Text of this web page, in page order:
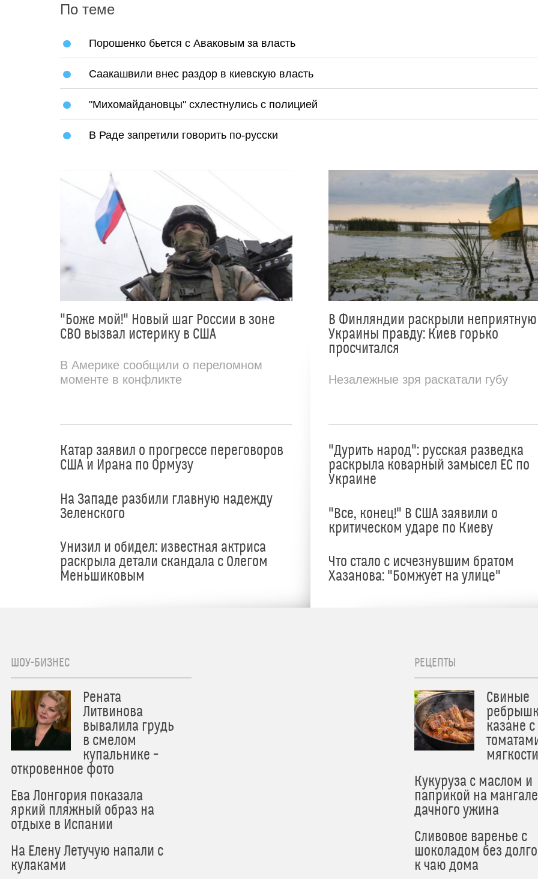
По теме
Порошенко бьется с Аваковым за власть
Саакашвили внес раздор в киевскую власть
"Михомайдановцы" схлестнулись с полицией
В Раде запретили говорить по-русски
"Боже мой!" Новый шаг России в зоне
СВО вызвал истерику в США
В Америке сообщили о переломном
моменте в конфликте
Катар заявил о прогрессе переговоров
США и Ирана по Ормузу
На Западе разбили главную надежду
Зеленского
Унизил и обидел: известная актриса
раскрыла детали скандала с Олегом
Меньшиковым
В Финляндии раскрыли
Украины правду: Киев горько
просчитался
Незалежные зря раскатали губу
"Дурить народ": русская разведка
раскрыла коварный замысел ЕС по
Украине
"Все, конец!" В США заявили о
критическом ударе по Киеву
Что стало с исчезнувшим братом
Хазанова: "Бомжует на улице"
ШОУ-БИЗНЕС
Рената
Литвинова
вывалила грудь
в смелом
купальнике –
откровенное фото
Ева Лонгория показала
яркий пляжный образ на
отдыхе в Испании
На Елену Летучую напали с
кулаками
РЕЦЕПТЫ
Свиные
казане
мягкости
Кукуруза с маслом и
паприкой на
дачного ужина
Сливовое варенье с
шоколадом без
к чаю дома